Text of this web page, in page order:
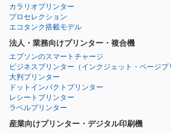
カラリオプリンター
プロセレクション
エコタンク搭載モデル
法人・業務向けプリンター・複合機
エプソンのスマートチャージ
ビジネスプリンター （インクジェット・ページプ
大判プリンター
ドットインパクトプリンター
レシートプリンター
ラベルプリンター
産業向けプリンター・デジタル印刷機